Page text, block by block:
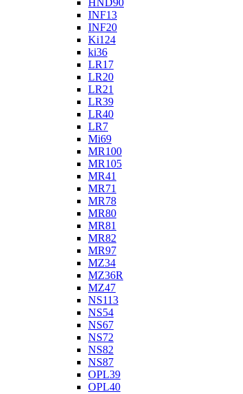
HND90
INF13
INF20
Ki124
ki36
LR17
LR20
LR21
LR39
LR40
LR7
Mi69
MR100
MR105
MR41
MR71
MR78
MR80
MR81
MR82
MR97
MZ34
MZ36R
MZ47
NS113
NS54
NS67
NS72
NS82
NS87
OPL39
OPL40